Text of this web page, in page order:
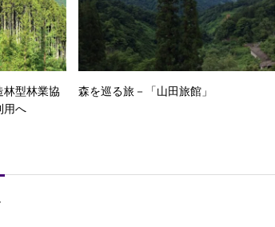
林型林業協
用へ
森を巡る旅－「山田旅館」